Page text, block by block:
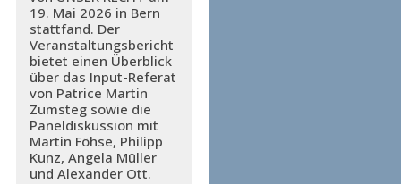
19. Mai 2026 in Bern
stattfand. Der
Veranstaltungsbericht
bietet einen Überblick
über das Input-Referat
von Patrice Martin
Zumsteg sowie die
Paneldiskussion mit
Martin Föhse, Philipp
Kunz, Angela Müller
und Alexander Ott.